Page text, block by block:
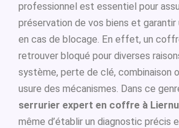
professionnel est essentiel pour
préservation de vos biens et garantir
en cas de blocage. En effet, un
retrouver bloqué pour diverses
système, perte de clé, combinaison
usure des mécanismes. Dans ce
serrurier expert en coffre à Liernu
même d’établir un diagnostic précis